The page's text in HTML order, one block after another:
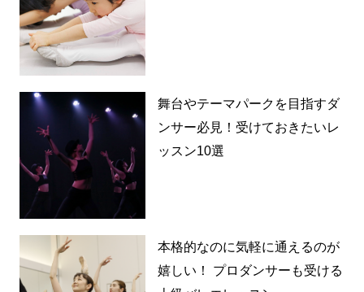
舞台やテーマパークを目指すダ
ンサー必見！受けておきたいレ
ッスン10選
本格的なのに気軽に通えるのが
嬉しい！ プロダンサーも受ける